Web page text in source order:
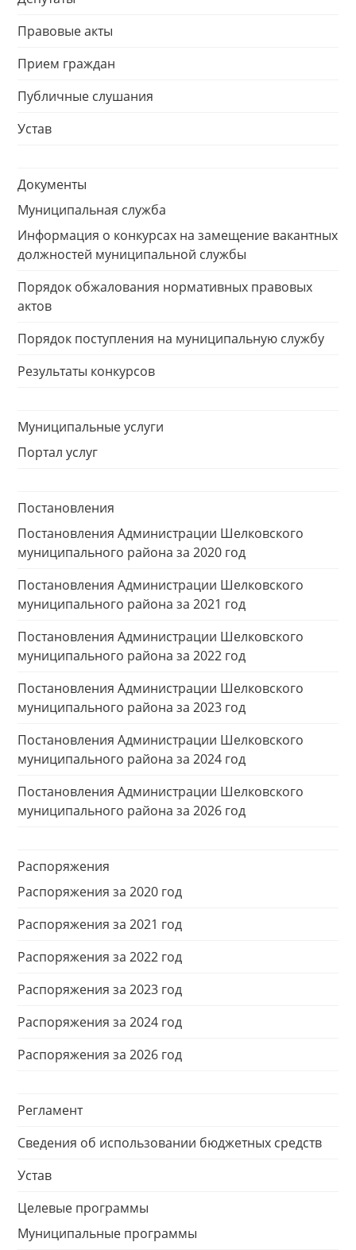
Правовые акты
Прием граждан
Публичные слушания
Устав
Документы
Муниципальная служба
Информация о конкурсах на замещение вакантных
должностей муниципальной службы
Порядок обжалования нормативных правовых
актов
Порядок поступления на муниципальную службу
Результаты конкурсов
Муниципальные услуги
Портал услуг
Постановления
Постановления Администрации Шелковского
муниципального района за 2020 год
Постановления Администрации Шелковского
муниципального района за 2021 год
Постановления Администрации Шелковского
муниципального района за 2022 год
Постановления Администрации Шелковского
муниципального района за 2023 год
Постановления Администрации Шелковского
муниципального района за 2024 год
Постановления Администрации Шелковского
муниципального района за 2026 год
Распоряжения
Распоряжения за 2020 год
Распоряжения за 2021 год
Распоряжения за 2022 год
Распоряжения за 2023 год
Распоряжения за 2024 год
Распоряжения за 2026 год
Регламент
Сведения об использовании бюджетных средств
Устав
Целевые программы
Муниципальные программы